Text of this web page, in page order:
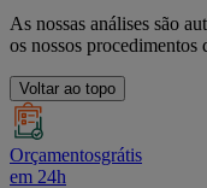
As nossas análises são
os nossos procedimentos
Voltar ao topo
Orçamentosgrátis
em 24h